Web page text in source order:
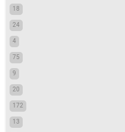
18
24
4
75
9
20
172
13